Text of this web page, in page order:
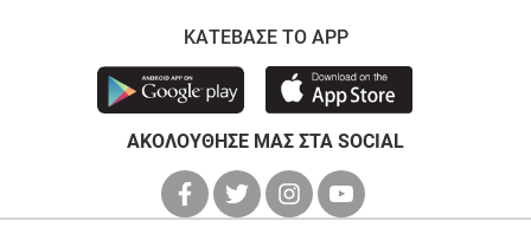
ΚΑΤΕΒΑΣΕ ΤΟ APP
ΑΚΟΛΟΥΘΗΣΕ ΜΑΣ ΣΤΑ SOCIAL